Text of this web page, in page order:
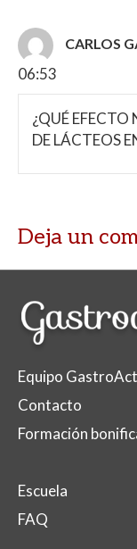
CARLOS
06:53
¿QUÉ
DE LÁCTEOS
Deja un
Equipo
Contacto
Formación
Escuela
FAQ